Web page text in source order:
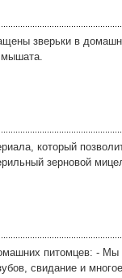
зверьки в
мышата.
который
зерновой
питомцев: - Мы
свидание и